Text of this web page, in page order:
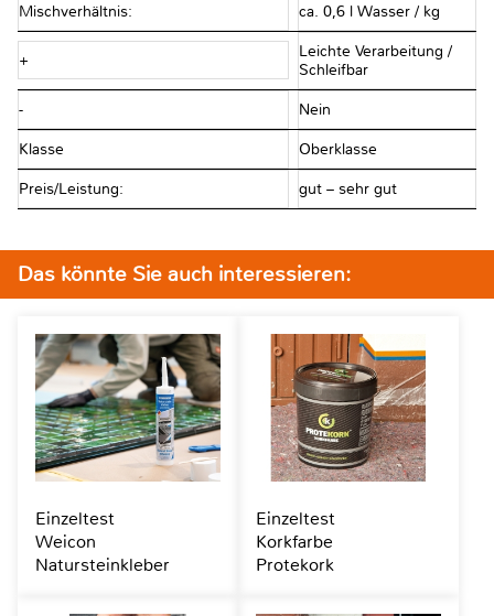
Mischverhältnis: ca. 0,6 l Wasser / kg
+
Leichte Verarbeitung /
Schleifbar
- Nein
Klasse Oberklasse
Preis/Leistung: gut – sehr gut
Das könnte Sie auch interessieren:
Einzeltest
Weicon
Natursteinkleber
Einzeltest
Korkfarbe
Protekork